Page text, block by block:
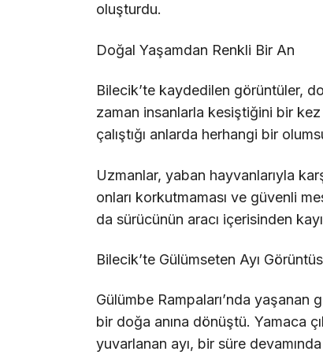
oluşturdu.
Doğal Yaşamdan Renkli Bir An
Bilecik’te kaydedilen görüntüler,
zaman insanlarla kesiştiğini bir kez
çalıştığı anlarda herhangi bir
Uzmanlar, yaban hayvanlarıyla
onları korkutmaması ve güvenli
da sürücünün aracı içerisinden
Bilecik’te Gülümseten Ayı
Gülümbe Rampaları’nda
bir doğa anına dönüştü. Yamaca
yuvarlanan ayı, bir süre